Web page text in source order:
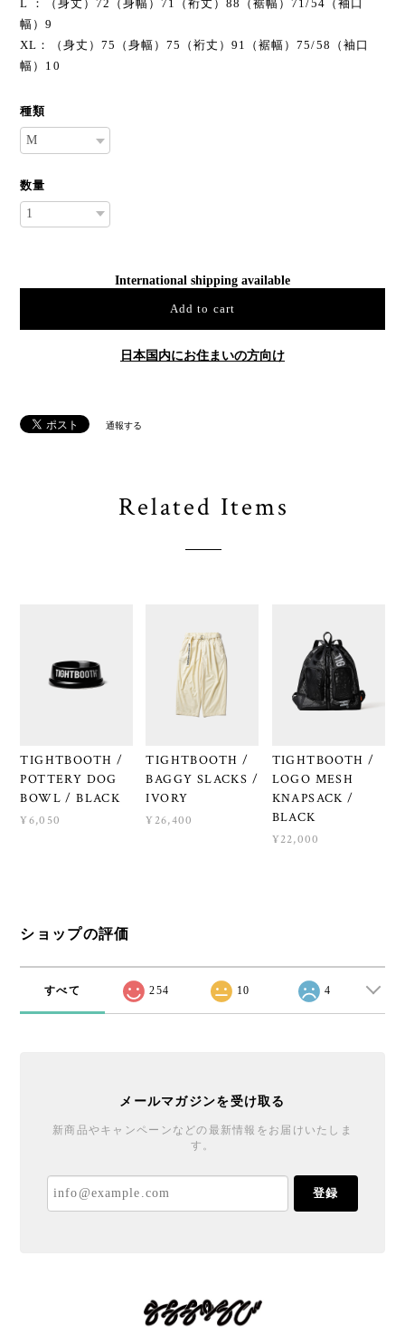
L ：（身丈）72（身幅）71（裄丈）88（裾幅）71/54（袖口
幅）9
XL：（身丈）75（身幅）75（裄丈）91（裾幅）75/58（袖口
幅）10
種類
数量
International shipping available
Add to cart
日本国内にお住まいの方向け
通報する
Related Items
TIGHTBOOTH /
POTTERY DOG
BOWL / BLACK
¥6,050
TIGHTBOOTH /
BAGGY SLACKS /
IVORY
¥26,400
TIGHTBOOTH /
LOGO MESH
KNAPSACK /
BLACK
¥22,000
ショップの評価
すべて 254 10 4
メールマガジンを受け取る
新商品やキャンペーンなどの最新情報をお届けいたしま
す。
登録